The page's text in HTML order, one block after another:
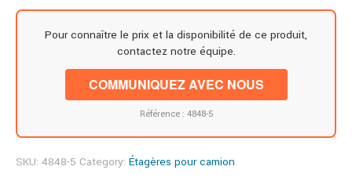
Pour connaître le prix et la disponibilité de ce produit,
contactez notre équipe.
COMMUNIQUEZ AVEC NOUS
Référence : 4848-5
SKU: 4848-5 Category: Étagères pour camion